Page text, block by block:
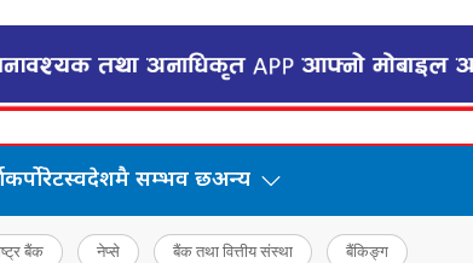
कर्पोरेटस्वदेशमै सम्भव छअन्य
बैंक नेप्से बैंक तथा वित्तीय संस्था बैंकिङ्ग